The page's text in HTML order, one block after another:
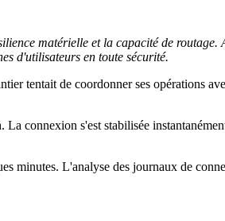
matérielle et la capacité de
d'utilisateurs en toute sécurité.
tentait de coordonner ses opérations
connexion s'est stabilisée
minutes. L'analyse des journaux de